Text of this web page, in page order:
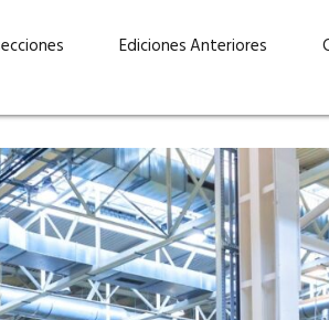
Ediciones Anteriores